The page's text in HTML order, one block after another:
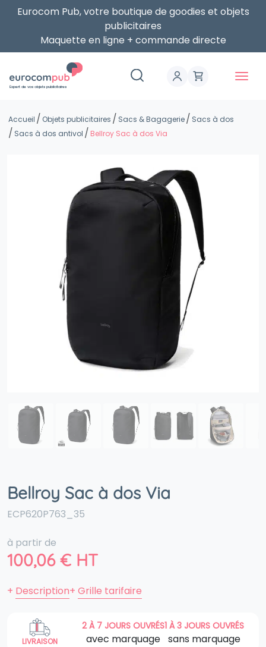
Eurocom Pub, votre boutique de goodies et objets
publicitaires
Maquette en ligne + commande directe
Expert de vos objets publicitaires
Accueil Objets publicitaires Sacs & Bagagerie
Sacs à dos
Sacs à dos antivol
Bellroy Sac à dos Via
Bellroy Sac à dos Via
ECP620P763_35
à partir de
100,06 € HT
+ Description+ Grille tarifaire
LIVRAISON
2 À 7 JOURS OUVRÉS
avec marquage
1 À 3 JOURS OUVRÉS
sans marquage